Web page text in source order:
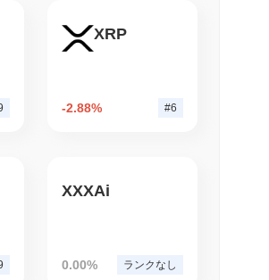
けたユーザーの資金を復元するた
メンバーを奨励するバグバウンテ
おり、地元の法律への準拠に関する
更の可能性が含まれます。チーム
ある開発に関するオープンなコミ
500全体をオンチェーン
に移行、LayerZeroの流
XRP
-2.88% #6
XXXAi
0.00% ランクなし